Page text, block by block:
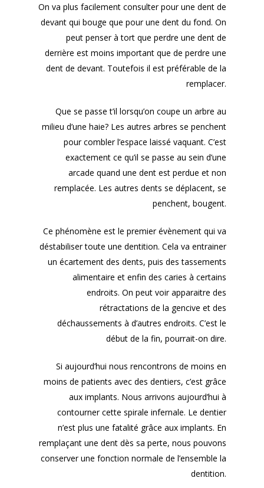
On va plus facilement consulter pour une dent de
devant qui bouge que pour une dent du fond. On
peut penser à tort que perdre une dent de
derrière est moins important que de perdre une
dent de devant. Toutefois il est préférable de la
remplacer.
Que se passe t’il lorsqu’on coupe un arbre au
milieu d’une haie? Les autres arbres se penchent
pour combler l’espace laissé vaquant. C’est
exactement ce qu’il se passe au sein d’une
arcade quand une dent est perdue et non
remplacée. Les autres dents se déplacent, se
penchent, bougent.
Ce phénomène est le premier évènement qui va
déstabiliser toute une dentition. Cela va entrainer
un écartement des dents, puis des tassements
alimentaire et enfin des caries à certains
endroits. On peut voir apparaitre des
rétractations de la gencive et des
déchaussements à d’autres endroits. C’est le
début de la fin, pourrait-on dire.
Si aujourd’hui nous rencontrons de moins en
moins de patients avec des dentiers, c’est grâce
aux implants. Nous arrivons aujourd’hui à
contourner cette spirale infernale. Le dentier
n’est plus une fatalité grâce aux implants. En
remplaçant une dent dès sa perte, nous pouvons
conserver une fonction normale de l’ensemble la
dentition.